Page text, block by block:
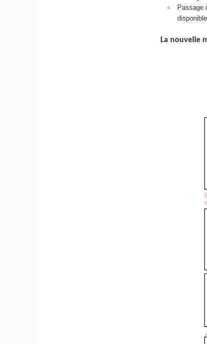
Passage
disponible
La nouvelle